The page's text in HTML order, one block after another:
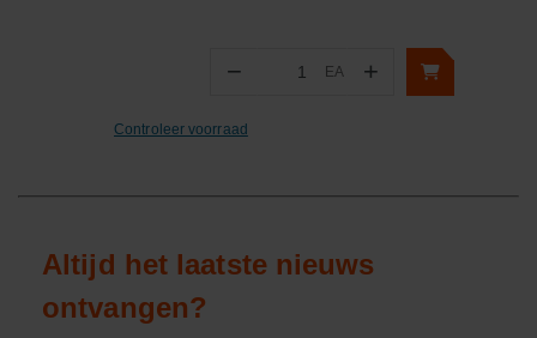
− Aantal
EA +
Controleer voorraad
Altijd het laatste nieuws
ontvangen?